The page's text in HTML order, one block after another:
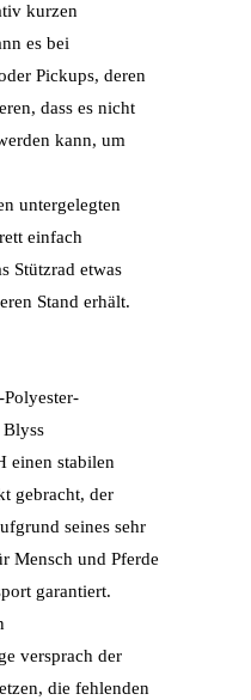
kurzen
es bei
Pickups, deren
dass es nicht
kann, um
untergelegten
einfach
Stützrad etwas
Stand erhält.
Blyss
einen stabilen
gebracht, der
seines sehr
Mensch und Pferde
garantiert.
versprach der
die fehlenden